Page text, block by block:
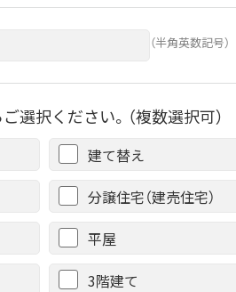
（半角英数記号）
択ください。（複数選択可）
建て替え
分譲住宅（建売住宅）
平屋
3階建て